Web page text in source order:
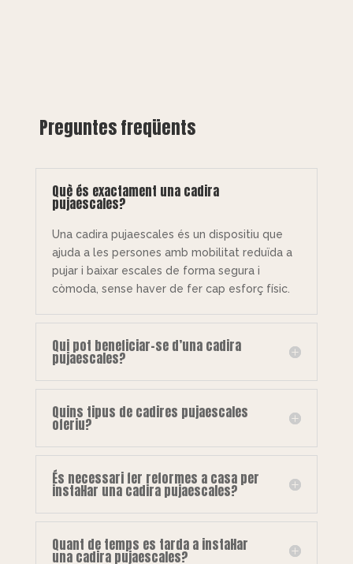
Preguntes freqüents
Què és exactament una cadira
pujaescales?
Una cadira pujaescales és un dispositiu que
ajuda a les persones amb mobilitat reduïda a
pujar i baixar escales de forma segura i
còmoda, sense haver de fer cap esforç físic.
Qui pot beneficiar-se d’una cadira
pujaescales?
Quins tipus de cadires pujaescales
oferiu?
És necessari fer reformes a casa per
instal·lar una cadira pujaescales?
Quant de temps es tarda a instal·lar
una cadira pujaescales?